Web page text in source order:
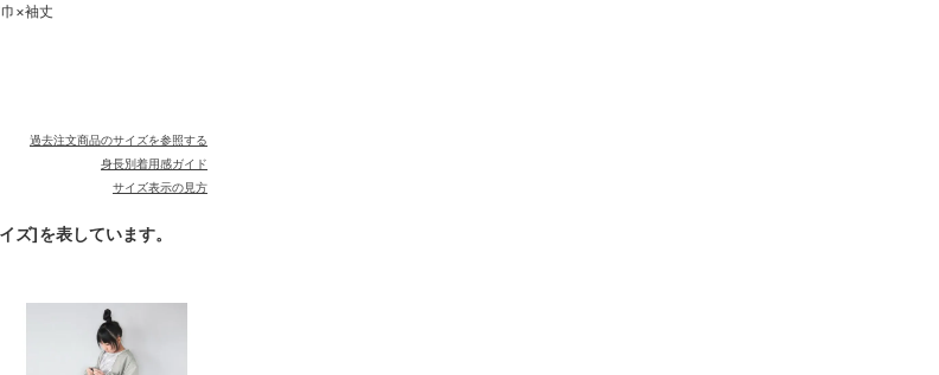
×袖丈
過去注文商品のサイズを参照する
身長別着用感ガイド
サイズ表示の見方
]を表しています。